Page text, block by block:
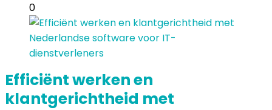
0
Efficiënt werken en
klantgerichtheid met